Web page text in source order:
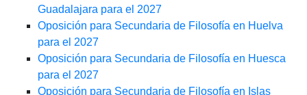
Guadalajara para el 2027
Oposición para Secundaria de Filosofía en Huelva
para el 2027
Oposición para Secundaria de Filosofía en Huesca
para el 2027
Oposición para Secundaria de Filosofía en Islas